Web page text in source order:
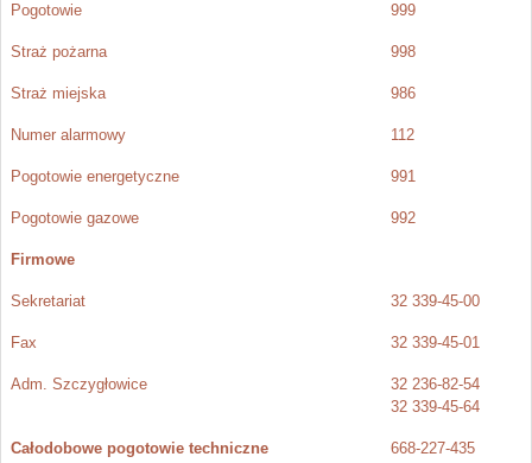
Pogotowie 999
Straż pożarna 998
Straż miejska 986
Numer alarmowy 112
Pogotowie energetyczne 991
Pogotowie gazowe 992
Firmowe
Sekretariat 32 339-45-00
Fax 32 339-45-01
Adm. Szczygłowice
32 236-82-54
32 339-45-64
Całodobowe pogotowie techniczne 668-227-435